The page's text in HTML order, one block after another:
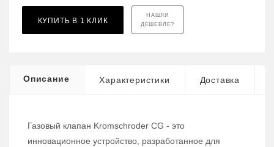
КУПИТЬ В 1 КЛИК
НАШЛИ
ДЕШЕВЛЕ?
Описание Характеристики Доставка
Газовый клапан Kromschroder CG - это
инновационное устройство, разработанное для